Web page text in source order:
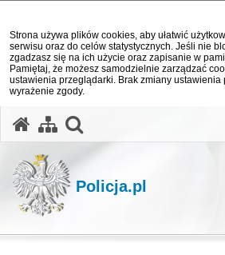
Strona używa plików cookies, aby ułatwić
serwisu oraz do celów statystycznych. Jeśli nie
zgadzasz się na ich użycie oraz zapisanie w
Pamiętaj, że możesz samodzielnie zarządzać
ustawienia przeglądarki. Brak zmiany ustawienia
wyrażenie zgody.
Policja.pl